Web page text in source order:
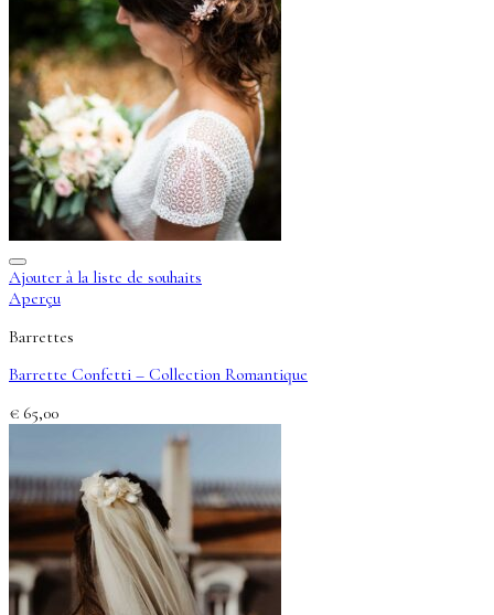
Ajouter à la liste de souhaits
Aperçu
Barrettes
Barrette Confetti – Collection Romantique
€ 65,00